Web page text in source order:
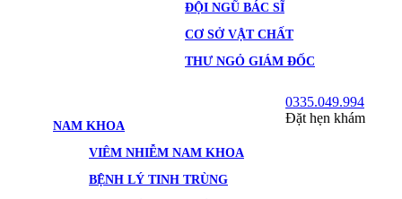
ĐỘI NGŨ BÁC SĨ
CƠ SỞ VẬT CHẤT
THƯ NGỎ GIÁM ĐỐC
NAM KHOA
VIÊM NHIỄM NAM KHOA
BỆNH LÝ TINH TRÙNG
0335.049.994
Đặt hẹn khám